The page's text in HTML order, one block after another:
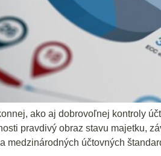
ako aj dobrovoľnej kontroly
pravdivý obraz stavu majetku,
medzinárodných účtovných